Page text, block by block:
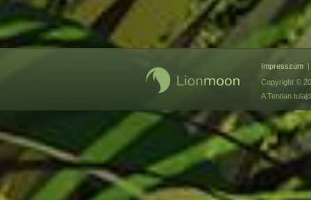
Impresszum |
Copyright ©
A Tentlan